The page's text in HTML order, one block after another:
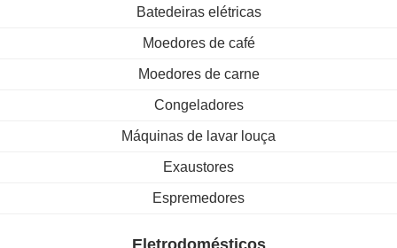
Batedeiras elétricas
Moedores de café
Moedores de carne
Congeladores
Máquinas de lavar louça
Exaustores
Espremedores
Eletrodomésticos